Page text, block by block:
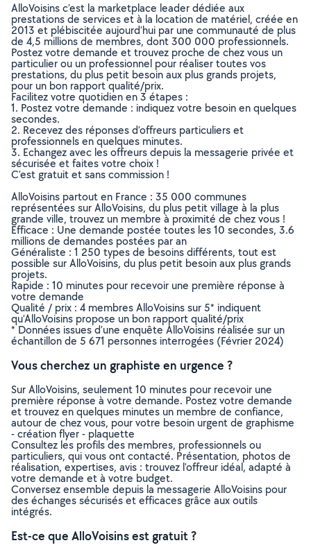
AlloVoisins c’est la marketplace leader dédiée aux
prestations de services et à la location de matériel, créée en
2013 et plébiscitée aujourd’hui par une communauté de plus
de 4,5 millions de membres, dont 300 000 professionnels.
Postez votre demande et trouvez proche de chez vous un
particulier ou un professionnel pour réaliser toutes vos
prestations, du plus petit besoin aux plus grands projets,
pour un bon rapport qualité/prix.
Facilitez votre quotidien en 3 étapes :
1. Postez votre demande : indiquez votre besoin en quelques
secondes.
2. Recevez des réponses d’offreurs particuliers et
professionnels en quelques minutes.
3. Echangez avec les offreurs depuis la messagerie privée et
sécurisée et faites votre choix !
C’est gratuit et sans commission !
AlloVoisins partout en France : 35 000 communes
représentées sur AlloVoisins, du plus petit village à la plus
grande ville, trouvez un membre à proximité de chez vous !
Efficace : Une demande postée toutes les 10 secondes, 3.6
millions de demandes postées par an
Généraliste : 1 250 types de besoins différents, tout est
possible sur AlloVoisins, du plus petit besoin aux plus grands
projets.
Rapide : 10 minutes pour recevoir une première réponse à
votre demande
Qualité / prix : 4 membres AlloVoisins sur 5* indiquent
qu’AlloVoisins propose un bon rapport qualité/prix
* Données issues d’une enquête AlloVoisins réalisée sur un
échantillon de 5 671 personnes interrogées (Février 2024)
Vous cherchez un graphiste en urgence ?
Sur AlloVoisins, seulement 10 minutes pour recevoir une
première réponse à votre demande. Postez votre demande
et trouvez en quelques minutes un membre de confiance,
autour de chez vous, pour votre besoin urgent de graphisme
- création flyer - plaquette
Consultez les profils des membres, professionnels ou
particuliers, qui vous ont contacté. Présentation, photos de
réalisation, expertises, avis : trouvez l'offreur idéal, adapté à
votre demande et à votre budget.
Conversez ensemble depuis la messagerie AlloVoisins pour
des échanges sécurisés et efficaces grâce aux outils
intégrés.
Est-ce que AlloVoisins est gratuit ?